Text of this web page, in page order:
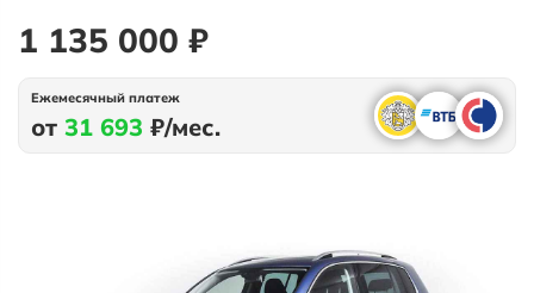
1 135 000 ₽
Ежемесячный платеж
от 31 693 ₽/мес.